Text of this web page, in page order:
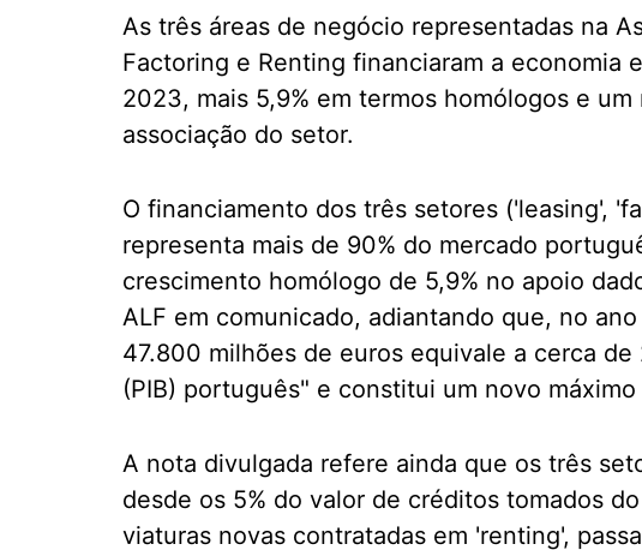
As três áreas de negócio representadas na
Factoring e Renting financiaram a economia
2023, mais 5,9% em termos homólogos e
associação do setor.
O financiamento dos três setores ('leasing',
representa mais de 90% do mercado
crescimento homólogo de 5,9% no apoio
ALF em comunicado, adiantando que, no
47.800 milhões de euros equivale a cerca
(PIB) português" e constitui um novo
A nota divulgada refere ainda que os três
desde os 5% do valor de créditos tomados
viaturas novas contratadas em 'renting',